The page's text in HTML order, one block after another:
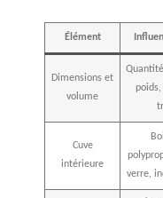
Élément
Dimensions et
volume
Cuve
intérieure
verre,